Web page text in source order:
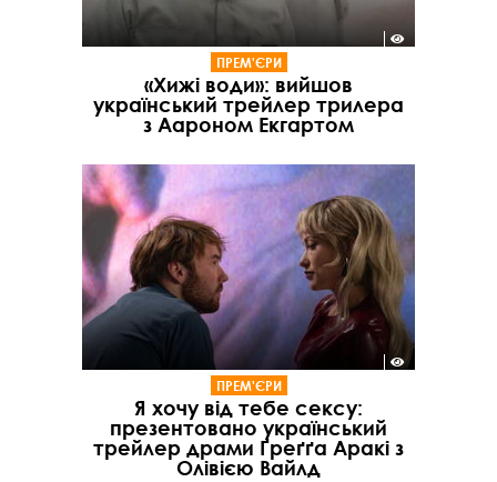
ПРЕМ'ЄРИ
«Хижі води»: вийшов
український трейлер трилера
з Аароном Екгартом
ПРЕМ'ЄРИ
Я хочу від тебе сексу:
презентовано український
трейлер драми Ґреґґа Аракі з
Олівією Вайлд